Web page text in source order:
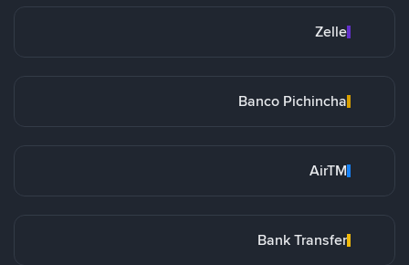
Zelle
Banco Pichincha
AirTM
Bank Transfer